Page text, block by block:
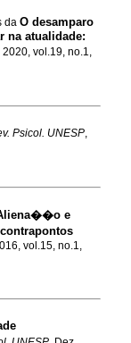
da O desamparo
na atualidade:
2020, vol.19, no.1,
Psicol. UNESP,
e
contrapontos
vol.15, no.1,